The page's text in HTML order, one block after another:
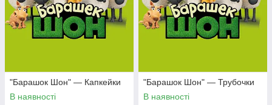
"Барашок Шон" — Капкейки
В наявності
"Барашок Шон" — Трубочки
В наявності